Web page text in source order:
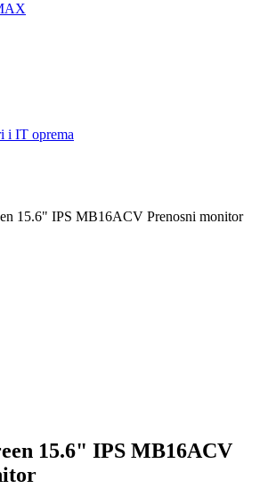
i IT oprema
15.6" IPS MB16ACV Prenosni monitor
15.6" IPS MB16ACV